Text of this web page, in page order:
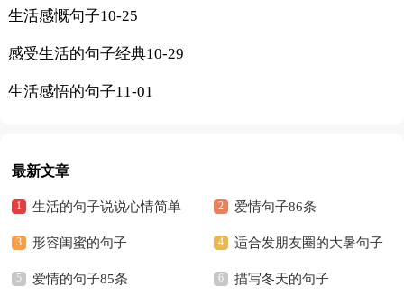
生活感慨句子10-25
感受生活的句子经典10-29
生活感悟的句子11-01
最新文章
生活的句子说说心情简单
生活心态的句子
爱情句子86条
形容闺蜜的句子 适合发朋友圈的大暑句子
爱情的句子85条 描写冬天的句子